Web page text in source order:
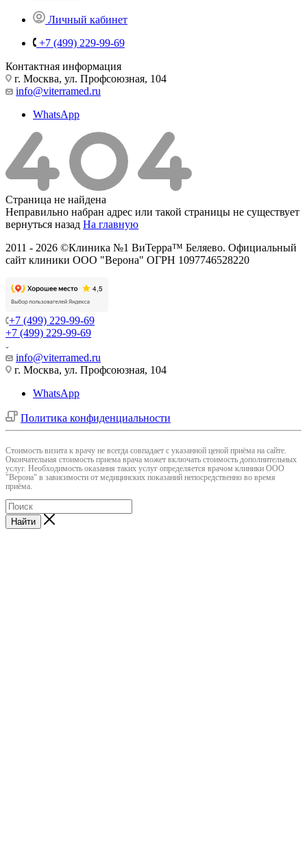
Личный кабинет
+7 (499) 229-99-69
Контактная информация
г. Москва, ул. Профсоюзная, 104
info@viterramed.ru
WhatsApp
Страница не найдена
Неправильно набран адрес или такой страницы не существует
вернуться назад На главную
2011 - 2026 ©Клиника №1 ВиТерра™ Беляево. Официальный
сайт клиники ООО "Верона" ОГРН 1097746528220
+7 (499) 229-99-69
+7 (499) 229-99-69
info@viterramed.ru
г. Москва, ул. Профсоюзная, 104
WhatsApp
Политика конфиденциальности
Cтоимость визита к врачу не всегда совпадает с указанной ценой приёма на сайте.
Окончательная стоимость приема врача может включать стоимость дополнительных
услуг. Необходимость оказания таких услуг определяется врачом клиники ООО
"Верона" в зависимости от медицинских показаний непосредственно во время
приёма.
Найти